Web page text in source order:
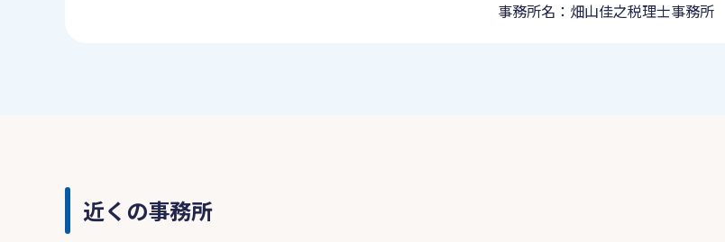
事務所名：畑山佳之税理士事務所
近くの事務所